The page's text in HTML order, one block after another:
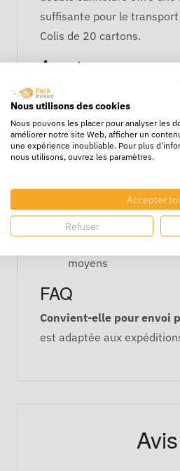
suffisante pour le
Colis de 20 cartons.
Avantages
Protection efficace
Empilable et stable
Légère et facile à
Carton recyclable et
Dimensions : 46 x 26
Double cannelure
moyens
FAQ
Convient-elle pour envoi
est adaptée aux
Avis
Nous utilisons des cookies
Nous pouvons les placer pour analyser les
améliorer notre site Web, afficher un
une expérience inoubliable. Pour plus
nous utilisons, ouvrez les paramètres.
Accepter
Refuser